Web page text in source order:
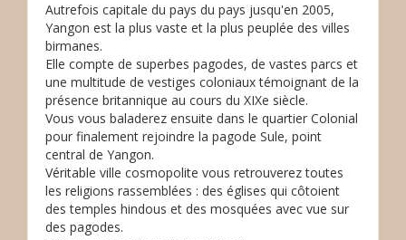
Autrefois capitale du pays du pays jusqu'en 2005,
Yangon est la plus vaste et la plus peuplée des villes
birmanes.
Elle compte de superbes pagodes, de vastes parcs et
une multitude de vestiges coloniaux témoignant de la
présence britannique au cours du XIXe siècle.
Vous vous baladerez ensuite dans le quartier Colonial
pour finalement rejoindre la pagode Sule, point
central de Yangon.
Véritable ville cosmopolite vous retrouverez toutes
les religions rassemblées : des églises qui côtoient
des temples hindous et des mosquées avec vue sur
des pagodes.